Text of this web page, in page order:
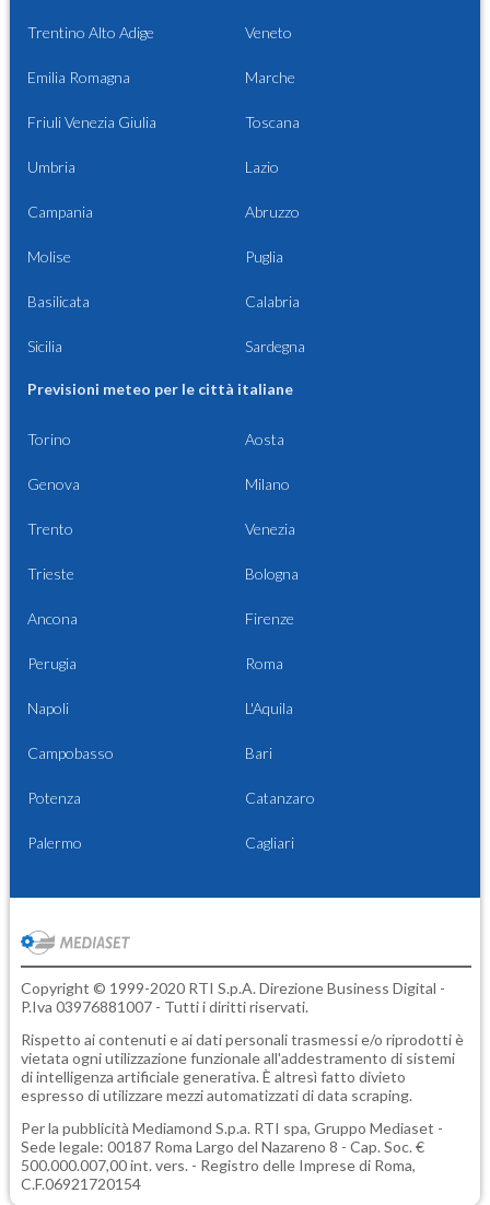
Trentino Alto Adige Veneto
Emilia Romagna Marche
Friuli Venezia Giulia Toscana
Umbria Lazio
Campania Abruzzo
Molise Puglia
Basilicata Calabria
Sicilia Sardegna
Previsioni meteo per le città italiane
Torino Aosta
Genova Milano
Trento Venezia
Trieste Bologna
Ancona Firenze
Perugia Roma
Napoli L'Aquila
Campobasso Bari
Potenza Catanzaro
Palermo Cagliari
Copyright © 1999-2020 RTI S.p.A. Direzione Business Digital -
P.Iva 03976881007 - Tutti i diritti riservati.
Rispetto ai contenuti e ai dati personali trasmessi e/o riprodotti è
vietata ogni utilizzazione funzionale all'addestramento di sistemi
di intelligenza artificiale generativa. È altresì fatto divieto
espresso di utilizzare mezzi automatizzati di data scraping.
Per la pubblicità Mediamond S.p.a. RTI spa, Gruppo Mediaset -
Sede legale: 00187 Roma Largo del Nazareno 8 - Cap. Soc. €
500.000.007,00 int. vers. - Registro delle Imprese di Roma,
C.F.06921720154